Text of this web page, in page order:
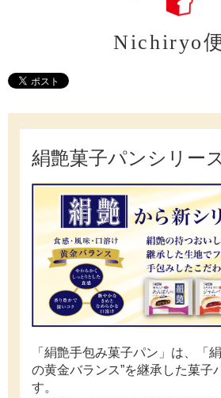
Nichiryo
絹艶菓子パンシリー
「絹艶手包み菓子パン」は、「
の黄金バランス”を継承した菓子
す。